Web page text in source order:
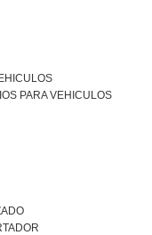
PARA VEHICULOS